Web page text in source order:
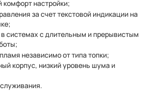
настройки;
за счет текстовой индикации на
системах с длительным и прерывистым
независимо от типа топки;
корпус, низкий уровень шума и